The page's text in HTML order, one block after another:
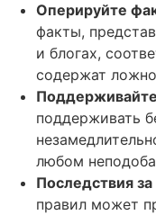
Оперируйте
факты,
и блогах,
содержат
поддерживать
любом
Последствия
правил может